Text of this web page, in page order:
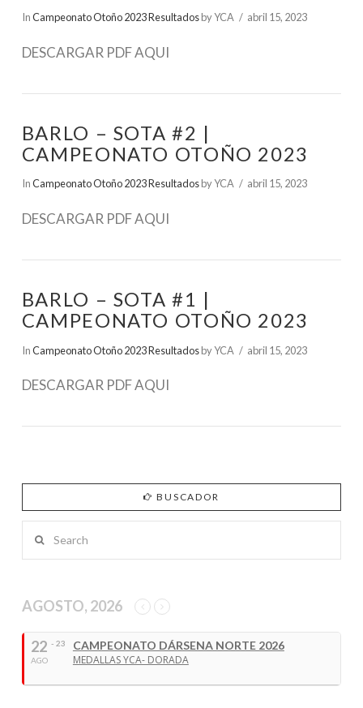
InCampeonato Otoño 2023 Resultadosby YCA abril 15, 2023
DESCARGAR PDF AQUI
BARLO – SOTA #2 |
CAMPEONATO OTOÑO 2023
InCampeonato Otoño 2023 Resultadosby YCA abril 15, 2023
DESCARGAR PDF AQUI
BARLO – SOTA #1 |
CAMPEONATO OTOÑO 2023
InCampeonato Otoño 2023 Resultadosby YCA abril 15, 2023
DESCARGAR PDF AQUI
BUSCADOR
AGOSTO, 2026
22
AGO
- 23
CAMPEONATO DÁRSENA NORTE 2026
MEDALLAS YCA- DORADA